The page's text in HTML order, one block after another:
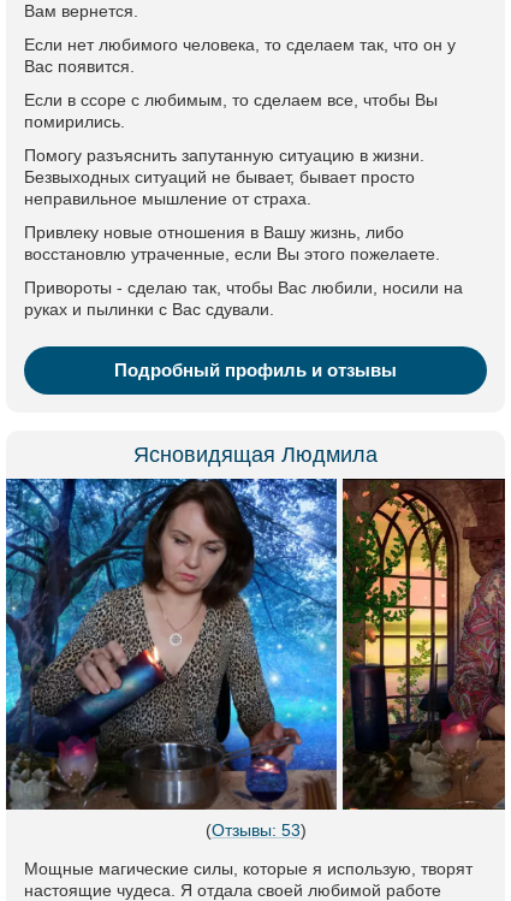
Вам вернется.
Если нет любимого человека, то сделаем так, что он у
Вас появится.
Если в ссоре с любимым, то сделаем все, чтобы Вы
помирились.
Помогу разъяснить запутанную ситуацию в жизни.
Безвыходных ситуаций не бывает, бывает просто
неправильное мышление от страха.
Привлеку новые отношения в Вашу жизнь, либо
восстановлю утраченные, если Вы этого пожелаете.
Привороты - сделаю так, чтобы Вас любили, носили на
руках и пылинки с Вас сдували.
Подробный профиль и отзывы
Ясновидящая Людмила
(Отзывы: 53)
Мощные магические силы, которые я использую, творят
настоящие чудеса. Я отдала своей любимой работе